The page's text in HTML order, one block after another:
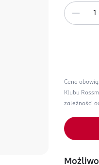
Cena
Klubu
zależności